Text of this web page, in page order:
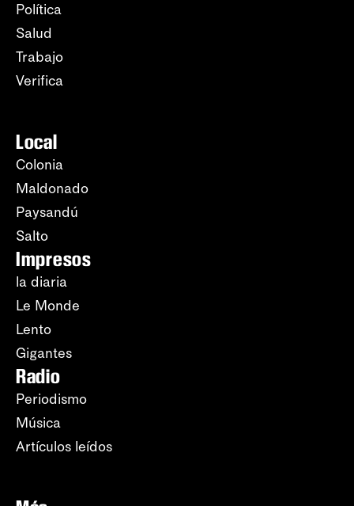
Política
Salud
Trabajo
Verifica
Local
Colonia
Maldonado
Paysandú
Salto
Impresos
la diaria
Le Monde
Lento
Gigantes
Radio
Periodismo
Música
Artículos leídos